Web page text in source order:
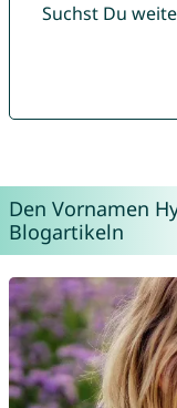
Suchst Du
Den Vornamen
Blogartikeln